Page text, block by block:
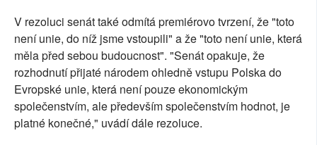
V rezoluci senát také odmítá premiérovo tvrzení, že "toto
není unie, do níž jsme vstoupili" a že "toto není unie, která
měla před sebou budoucnost". "Senát opakuje, že
rozhodnutí přijaté národem ohledně vstupu Polska do
Evropské unie, která není pouze ekonomickým
společenstvím, ale především společenstvím hodnot, je
platné konečné," uvádí dále rezoluce.